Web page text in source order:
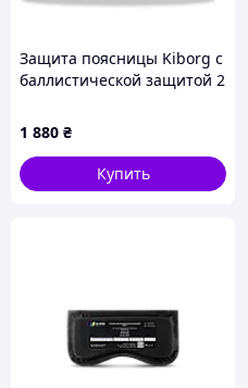
Защита поясницы Kiborg с
баллистической защитой 2
1 880 ₴
Купить